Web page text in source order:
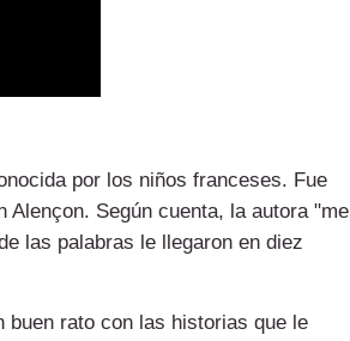
por los niños franceses. Fue
Alençon. Según cuenta, la autora "me
las palabras le llegaron en diez
buen rato con las historias que le